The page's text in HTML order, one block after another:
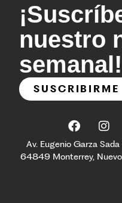
nuestro
semanal!
SUSCRIBIRME
Av. Eugenio Garza
64849 Monterrey,